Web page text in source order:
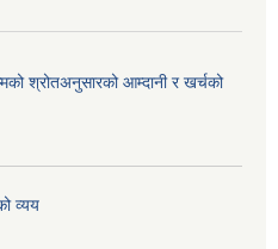
श्रोतअनुसारको आम्दानी र खर्चको
व्यय